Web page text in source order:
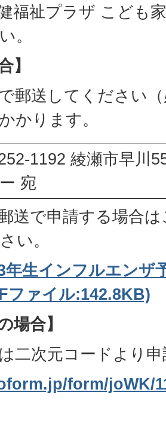
健福祉プラザ こども
。
】
郵送してください
かります。
1192 綾瀬市早川
宛
送で申請する場合
い。
年生インフルエンザ
ファイル:142.8KB)
場合】
二次元コードより
form/joWK/